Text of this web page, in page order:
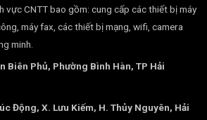
vực CNTT bao gồm: cung cấp các thiết bị máy
máy fax, các thiết bị mạng, wifi, camera
minh.
Biên Phủ, Phường Bình Hàn, TP Hải
Động, X. Lưu Kiếm, H. Thủy Nguyên, Hải